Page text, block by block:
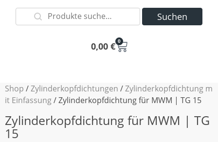
Suchen
0,00 € 0
Shop /Zylinderkopfdichtungen /Zylinderkopfdichtung m
it Einfassung/ Zylinderkopfdichtung für MWM | TG 15
Zylinderkopfdichtung für MWM | TG
15